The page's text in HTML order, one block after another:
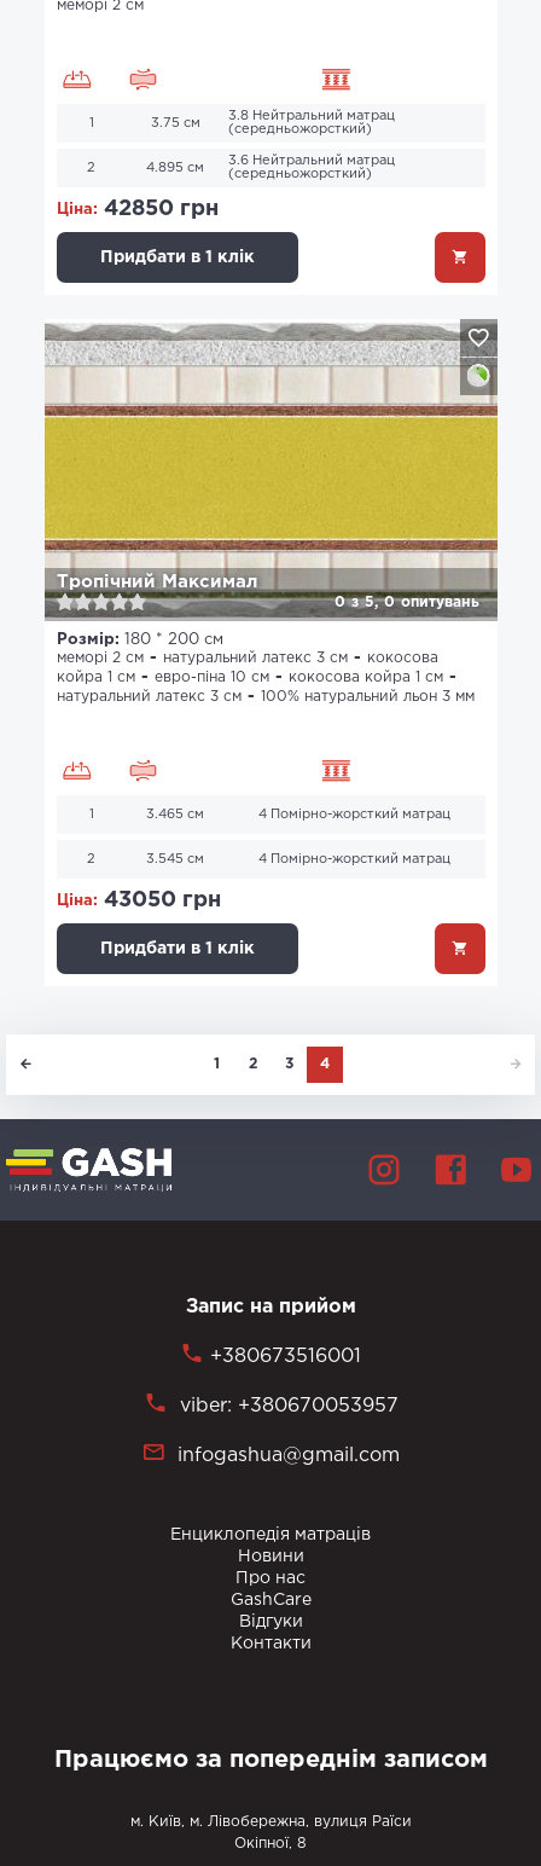
меморі 2 см
1 3.75 см
3.8 Нейтральний матрац
(середньожорсткий)
2 4.895 см
3.6 Нейтральний матрац
(середньожорсткий)
Ціна: 42850 грн
Придбати в 1 клік
Тропічний Максимал
0 з 5, 0 опитувань
Розмір: 180 * 200 см
меморі 2 см
натуральний латекс 3 см
кокосова
койра 1 см
евро-піна 10 см
кокосова койра 1 см
натуральний латекс 3 см
100% натуральний льон 3 мм
1 3.465 см 4 Помірно-жорсткий матрац
2 3.545 см 4 Помірно-жорсткий матрац
Ціна: 43050 грн
Придбати в 1 клік
1 2 3 4
Запис на прийом
+380673516001
viber: +380670053957
infogashua@gmail.com
Енциклопедія матраців
Новини
Про нас
GashCare
Відгуки
Контакти
Працюємо за попереднім записом
м. Київ, м. Лівобережна, вулиця Раїси
Окіпної, 8